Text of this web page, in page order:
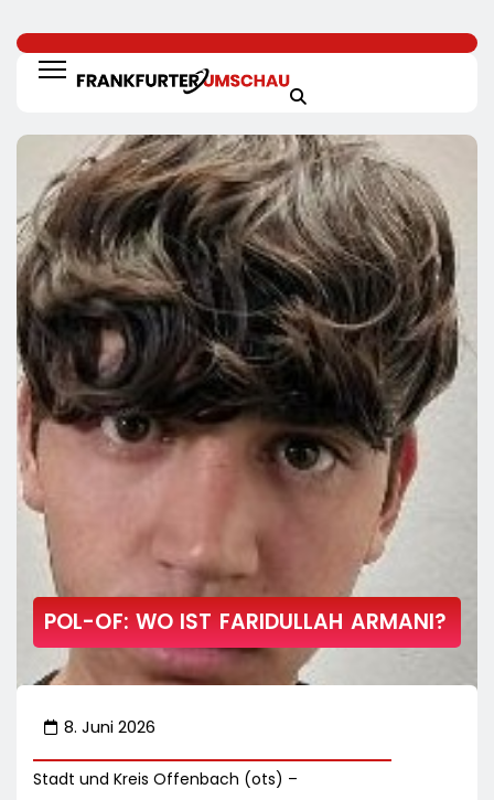
POL-OF: WO IST FARIDULLAH ARMANI?
8. Juni 2026
Stadt und Kreis Offenbach (ots) –